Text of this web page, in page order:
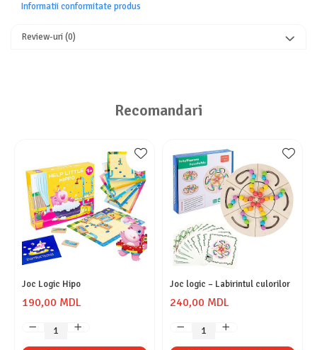
Informatii conformitate produs
Review-uri(0)
Recomandari
Joc Logic Hipo
190,00 MDL
Joc logic – Labirintul culorilor
240,00 MDL